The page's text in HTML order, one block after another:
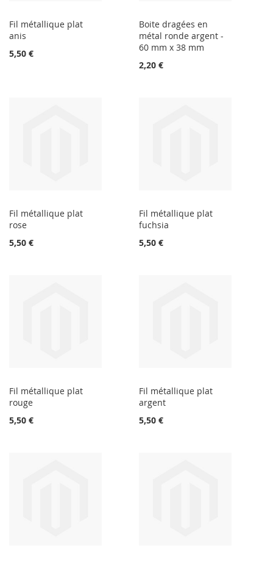
Fil métallique plat
anis
5,50 €
Boite dragées en
métal ronde argent -
60 mm x 38 mm
2,20 €
Fil métallique plat
rose
5,50 €
Fil métallique plat
fuchsia
5,50 €
Fil métallique plat
rouge
5,50 €
Fil métallique plat
argent
5,50 €